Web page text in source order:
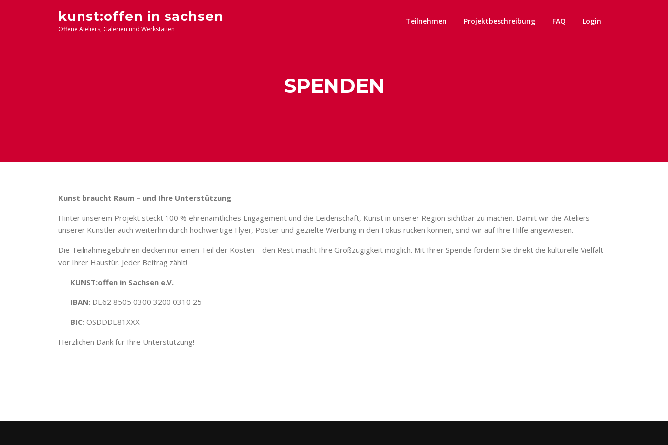
kunst:offen in sachsen
Offene Ateliers, Galerien und Werkstätten
Teilnehmen Projektbeschreibung FAQ Login
SPENDEN
Kunst braucht Raum – und Ihre Unterstützung
Hinter unserem Projekt steckt 100 % ehrenamtliches Engagement und die Leidenschaft, Kunst in unserer Region sichtbar zu machen. Damit wir die Ateliers
unserer Künstler auch weiterhin durch hochwertige Flyer, Poster und gezielte Werbung in den Fokus rücken können, sind wir auf Ihre Hilfe angewiesen.
Die Teilnahmegebühren decken nur einen Teil der Kosten – den Rest macht Ihre Großzügigkeit möglich. Mit Ihrer Spende fördern Sie direkt die kulturelle Vielfalt
vor Ihrer Haustür. Jeder Beitrag zählt!
KUNST:offen in Sachsen e.V.
IBAN: DE62 8505 0300 3200 0310 25
BIC: OSDDDE81XXX
Herzlichen Dank für Ihre Unterstützung!